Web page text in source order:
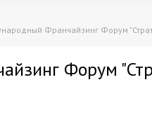
Франчайзинг Форум
Форум